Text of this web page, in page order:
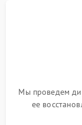
Мы проведем
ее